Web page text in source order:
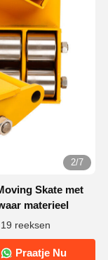
2/7
Skate met
materieel
reeksen
Praatje Nu